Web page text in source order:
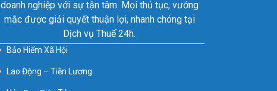
doanh nghiệp với sự tận tâm. Mọi thủ tục, vướng
mắc được giải quyết thuận lợi, nhanh chóng tại
Dịch vụ Thuế 24h.
Bảo Hiểm Xã Hội
Lao Động – Tiền Lương